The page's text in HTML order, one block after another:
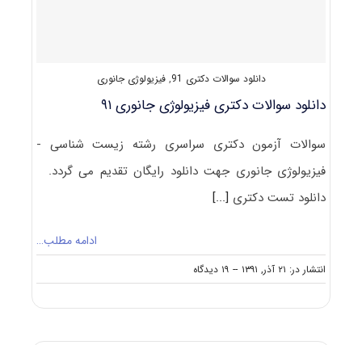
دانلود سوالات دکتری 91 ,فیزیولوژی جانوری
دانلود سوالات دکتری فیزیولوژی جانوری ۹۱
سوالات آزمون دکتری سراسری رشته زیست شناسی -
فیزیولوژی جانوری جهت دانلود رایگان تقدیم می گردد.
دانلود تست دکتری [...]
ادامه مطلب…
انتشار در: ۲۱ آذر, ۱۳۹۱ -- ۱۹ دیدگاه
on
دانلود